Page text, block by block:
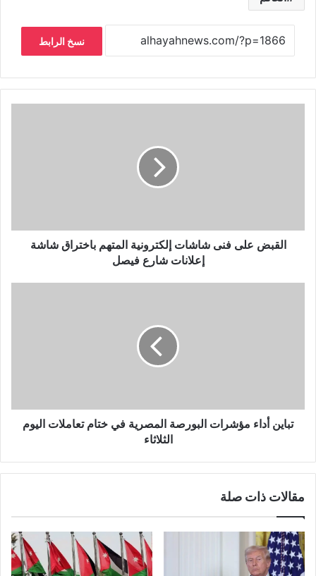
نسخ الرابط
القبض على فنى شاشات إلكترونية المتهم باختراق شاشة
إعلانات شارع فيصل
تباين أداء مؤشرات البورصة المصرية في ختام تعاملات اليوم
الثلاثاء
مقالات ذات صلة